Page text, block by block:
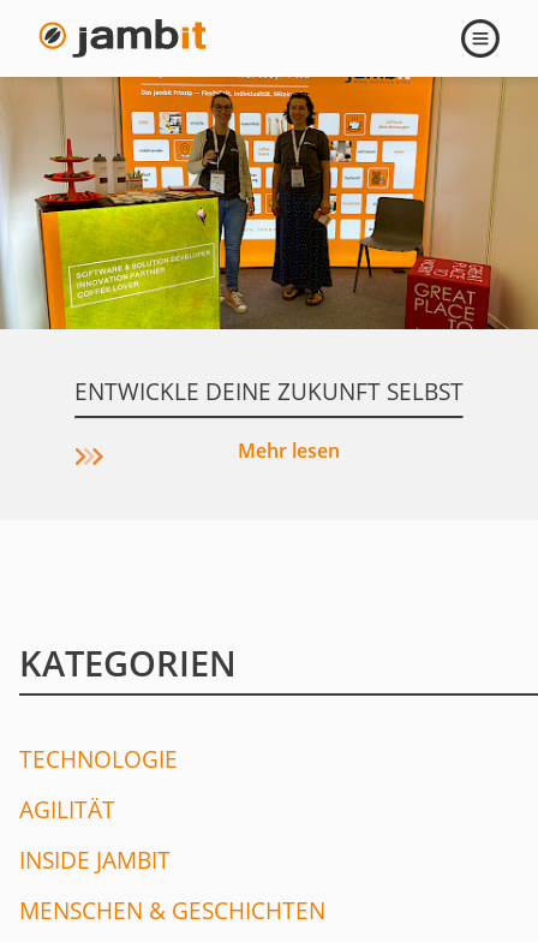
Menschen
&
Geschichten
öffnen
ENTWICKLE DEINE ZUKUNFT SELBST
Mehr lesen
KATEGORIEN
TECHNOLOGIE
AGILITÄT
INSIDE JAMBIT
MENSCHEN & GESCHICHTEN